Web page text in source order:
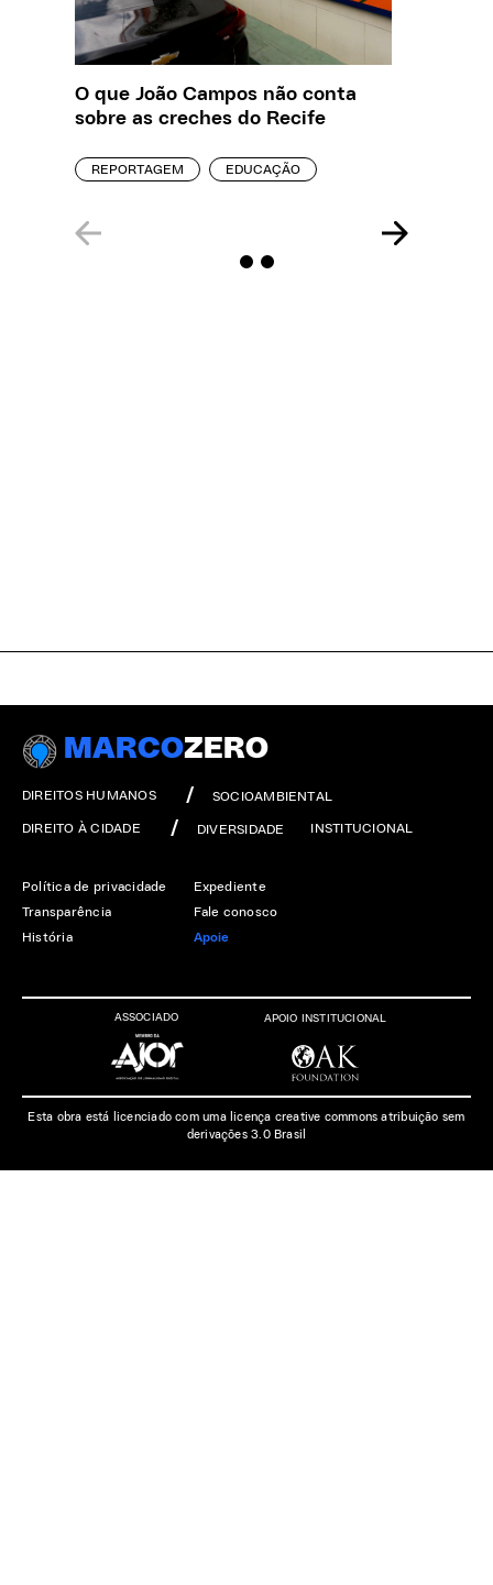
O que João Campos não conta
sobre as creches do Recife
REPORTAGEM EDUCAÇÃO
MARCOZERO
DIREITOS HUMANOS SOCIOAMBIENTAL
DIREITO À CIDADE DIVERSIDADE INSTITUCIONAL
Política de privacidade
Transparência
História
Expediente
Fale conosco
Apoie
ASSOCIADO APOIO INSTITUCIONAL
Esta obra está licenciado com uma licença creative commons atribuição sem
derivações 3.0 Brasil